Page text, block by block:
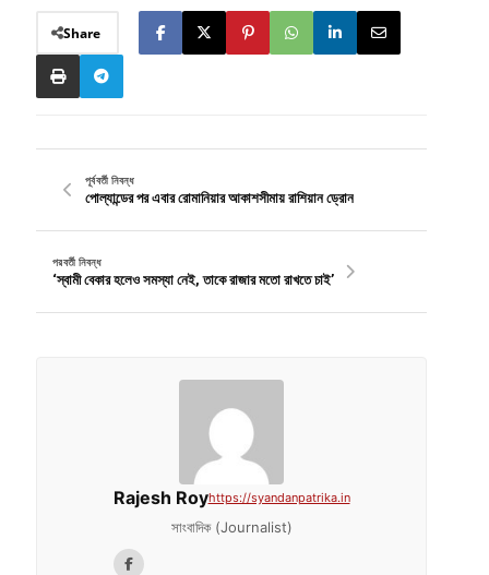
Share
পূর্ববর্তী নিবন্ধ
পোল্যান্ডের পর এবার রোমানিয়ার আকাশসীমায় রাশিয়ান ড্রোন
পরবর্তী নিবন্ধ
‘স্বামী বেকার হলেও সমস্যা নেই, তাকে রাজার মতো রাখতে চাই’
Rajesh Royhttps://syandanpatrika.in
সাংবাদিক (Journalist)